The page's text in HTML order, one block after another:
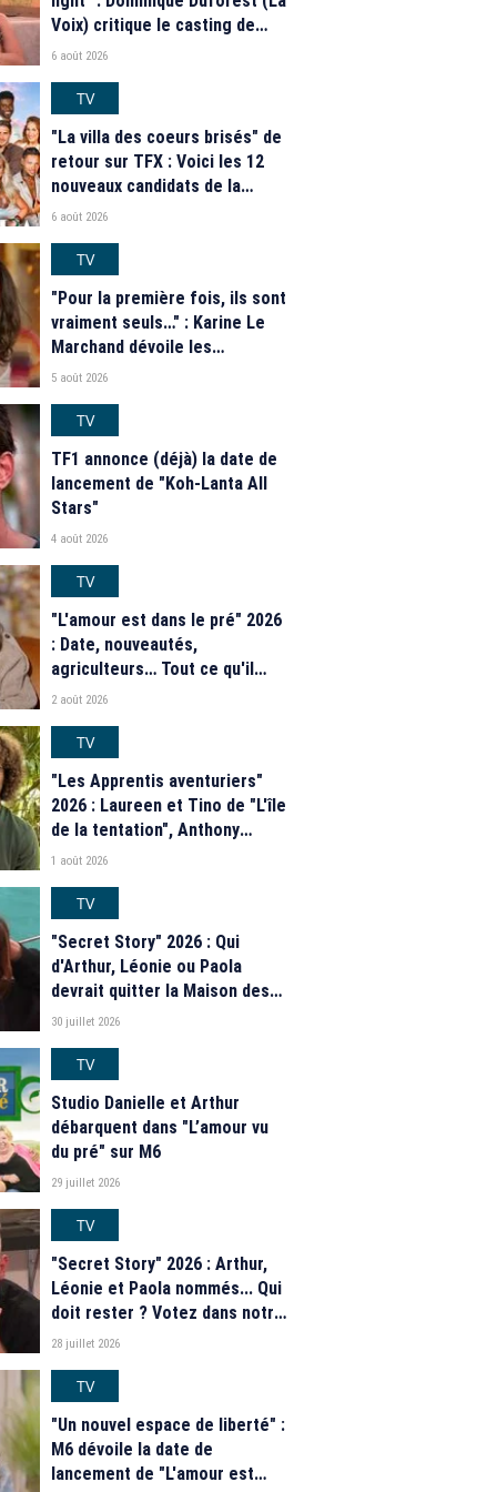
Voix) critique le casting de
"Secret Story" 2026
6 août 2026
TV
"La villa des coeurs brisés" de
retour sur TFX : Voici les 12
nouveaux candidats de la
saison 2026
6 août 2026
TV
"Pour la première fois, ils sont
vraiment seuls…" : Karine Le
Marchand dévoile les
nouveautés des speed dating
2026
5 août 2026
TV
TF1 annonce (déjà) la date de
lancement de "Koh-Lanta All
Stars"
4 août 2026
TV
"L'amour est dans le pré" 2026
: Date, nouveautés,
agriculteurs… Tout ce qu'il
faut savoir sur la saison 21 du
2 août 2026
TV
"Les Apprentis aventuriers"
2026 : Laureen et Tino de "L'île
de la tentation", Anthony
Matéo, Jade Leboeuf... Le
de la télé-réalité de W9
1 août 2026
TV
"Secret Story" 2026 : Qui
d'Arthur, Léonie ou Paola
devrait quitter la Maison des
secrets ce soir ? Les
30 juillet 2026
TV
Studio Danielle et Arthur
débarquent dans "L’amour vu
du pré" sur M6
29 juillet 2026
TV
"Secret Story" 2026 : Arthur,
Léonie et Paola nommés... Qui
doit rester ? Votez dans notre
sondage
28 juillet 2026
TV
"Un nouvel espace de liberté" :
M6 dévoile la date de
lancement de "L'amour est